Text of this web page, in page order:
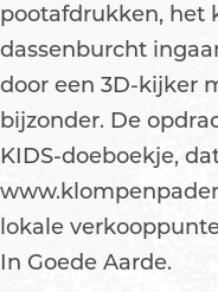
pootafdrukken, het
dassenburcht
door een 3D-kijker
bijzonder. De
KIDS-doeboekje,
lokale
In Goede Aarde.